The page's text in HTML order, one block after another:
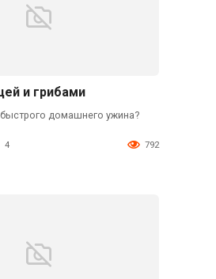
и грибами
домашнего ужина?
4 792